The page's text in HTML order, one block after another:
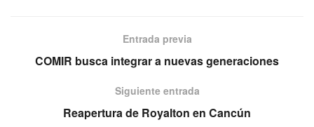
Entrada previa
COMIR busca integrar a nuevas generaciones
Siguiente entrada
Reapertura de Royalton en Cancún